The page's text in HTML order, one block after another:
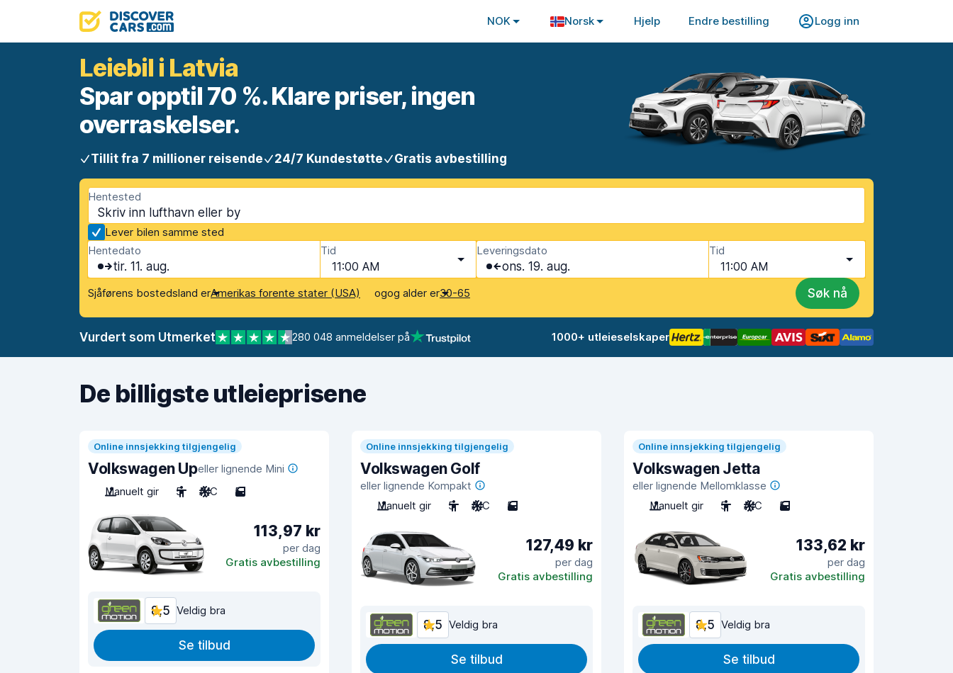
NOK Norsk Hjelp Endre bestilling Logg inn
Leiebil i Latvia
Spar opptil 70 %. Klare priser, ingen
overraskelser.
Tillit fra 7 millioner reisende 24/7 Kundestøtte Gratis avbestilling
Hentested
Lever bilen samme sted
Hentedato
tir. 11. aug.
Tid
11:00 AM
Leveringsdato
ons. 19. aug.
Tid
11:00 AM
Sjåførens bostedsland erAmerikas forente stater (USA) ogog alder er30-65 Søk nå
Vurdert som Utmerket 280 048 anmeldelser på 1000+ utleieselskaper
De billigste utleieprisene
Online innsjekking tilgjengelig
Volkswagen Upeller lignende Mini
Manuelt gir
5 A/C 5
113,97 kr
per dag
Gratis avbestilling
8,5 Veldig bra
Se tilbud
Online innsjekking tilgjengelig
Volkswagen Golf
eller lignende Kompakt
Manuelt gir
5 A/C 5
127,49 kr
per dag
Gratis avbestilling
8,5 Veldig bra
Se tilbud
Online innsjekking tilgjengelig
Volkswagen Jetta
eller lignende Mellomklasse
Manuelt gir
5 A/C 5
133,62 kr
per dag
Gratis avbestilling
8,5 Veldig bra
Se tilbud